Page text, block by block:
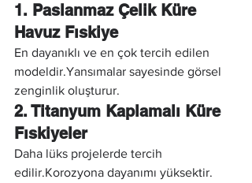
1. Paslanmaz Çelik Küre
Havuz Fıskiye
En dayanıklı ve en çok tercih edilen
modeldir.Yansımalar sayesinde görsel
zenginlik oluşturur.
2. Titanyum Kaplamalı Küre
Fıskiyeler
Daha lüks projelerde tercih
edilir.Korozyona dayanımı yüksektir.